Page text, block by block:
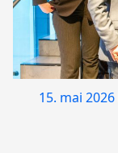
15. mai 2026